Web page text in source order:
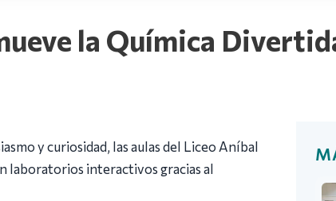
la Química
y curiosidad, las aulas del Liceo Aníbal
laboratorios interactivos gracias al